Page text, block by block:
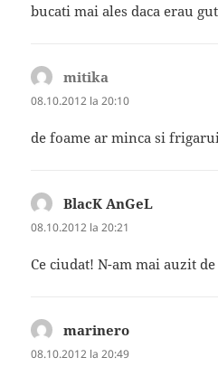
bucati mai ales daca erau
mitika
08.10.2012 la 20:10
de foame ar minca si
BlacK AnGeL
08.10.2012 la 20:21
Ce ciudat! N-am mai auzit de
marinero
08.10.2012 la 20:49